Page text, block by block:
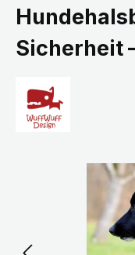
Sicherheit
Bildergalerie